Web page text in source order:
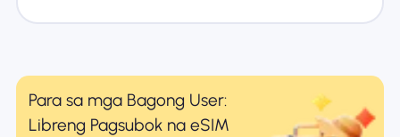
Para sa mga Bagong User:
Libreng Pagsubok na eSIM